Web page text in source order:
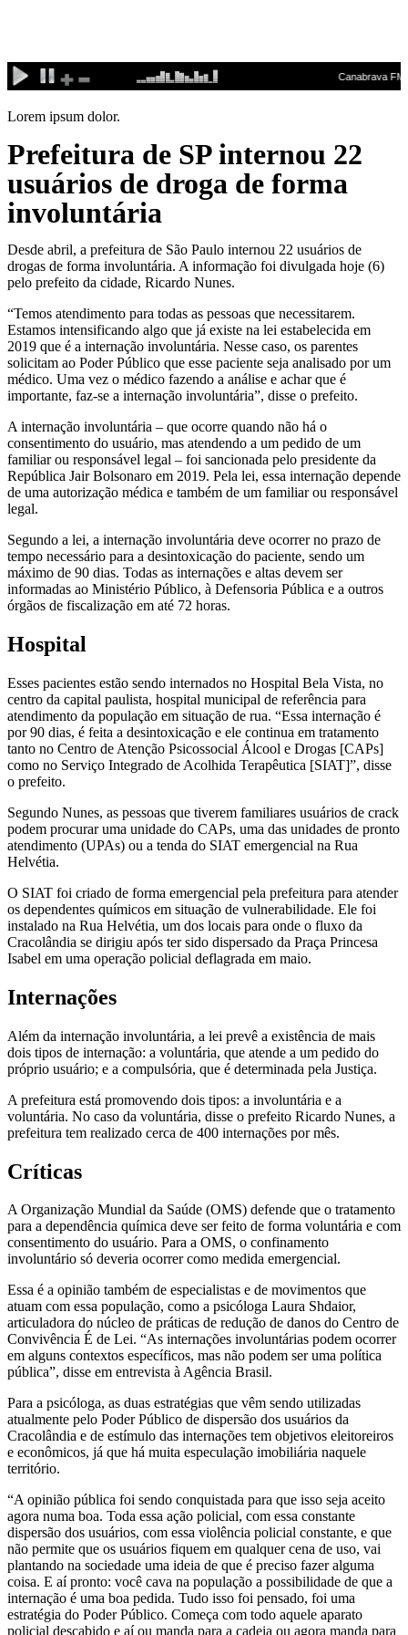
conteúdo
Lorem ipsum dolor.
Prefeitura de SP internou 22
usuários de droga de forma
involuntária
Desde abril, a prefeitura de São Paulo internou 22 usuários de
drogas de forma involuntária. A informação foi divulgada hoje (6)
pelo prefeito da cidade, Ricardo Nunes.
“Temos atendimento para todas as pessoas que necessitarem.
Estamos intensificando algo que já existe na lei estabelecida em
2019 que é a internação involuntária. Nesse caso, os parentes
solicitam ao Poder Público que esse paciente seja analisado por um
médico. Uma vez o médico fazendo a análise e achar que é
importante, faz-se a internação involuntária”, disse o prefeito.
A internação involuntária – que ocorre quando não há o
consentimento do usuário, mas atendendo a um pedido de um
familiar ou responsável legal – foi sancionada pelo presidente da
República Jair Bolsonaro em 2019. Pela lei, essa internação depende
de uma autorização médica e também de um familiar ou responsável
legal.
Segundo a lei, a internação involuntária deve ocorrer no prazo de
tempo necessário para a desintoxicação do paciente, sendo um
máximo de 90 dias. Todas as internações e altas devem ser
informadas ao Ministério Público, à Defensoria Pública e a outros
órgãos de fiscalização em até 72 horas.
Hospital
Esses pacientes estão sendo internados no Hospital Bela Vista, no
centro da capital paulista, hospital municipal de referência para
atendimento da população em situação de rua. “Essa internação é
por 90 dias, é feita a desintoxicação e ele continua em tratamento
tanto no Centro de Atenção Psicossocial Álcool e Drogas [CAPs]
como no Serviço Integrado de Acolhida Terapêutica [SIAT]”, disse
o prefeito.
Segundo Nunes, as pessoas que tiverem familiares usuários de crack
podem procurar uma unidade do CAPs, uma das unidades de pronto
atendimento (UPAs) ou a tenda do SIAT emergencial na Rua
Helvétia.
O SIAT foi criado de forma emergencial pela prefeitura para atender
os dependentes químicos em situação de vulnerabilidade. Ele foi
instalado na Rua Helvétia, um dos locais para onde o fluxo da
Cracolândia se dirigiu após ter sido dispersado da Praça Princesa
Isabel em uma operação policial deflagrada em maio.
Internações
Além da internação involuntária, a lei prevê a existência de mais
dois tipos de internação: a voluntária, que atende a um pedido do
próprio usuário; e a compulsória, que é determinada pela Justiça.
A prefeitura está promovendo dois tipos: a involuntária e a
voluntária. No caso da voluntária, disse o prefeito Ricardo Nunes, a
prefeitura tem realizado cerca de 400 internações por mês.
Críticas
A Organização Mundial da Saúde (OMS) defende que o tratamento
para a dependência química deve ser feito de forma voluntária e com
consentimento do usuário. Para a OMS, o confinamento
involuntário só deveria ocorrer como medida emergencial.
Essa é a opinião também de especialistas e de movimentos que
atuam com essa população, como a psicóloga Laura Shdaior,
articuladora do núcleo de práticas de redução de danos do Centro de
Convivência É de Lei. “As internações involuntárias podem ocorrer
em alguns contextos específicos, mas não podem ser uma política
pública”, disse em entrevista à Agência Brasil.
Para a psicóloga, as duas estratégias que vêm sendo utilizadas
atualmente pelo Poder Público de dispersão dos usuários da
Cracolândia e de estímulo das internações tem objetivos eleitoreiros
e econômicos, já que há muita especulação imobiliária naquele
território.
“A opinião pública foi sendo conquistada para que isso seja aceito
agora numa boa. Toda essa ação policial, com essa constante
dispersão dos usuários, com essa violência policial constante, e que
não permite que os usuários fiquem em qualquer cena de uso, vai
plantando na sociedade uma ideia de que é preciso fazer alguma
coisa. E aí pronto: você cava na população a possibilidade de que a
internação é uma boa pedida. Tudo isso foi pensado, foi uma
estratégia do Poder Público. Começa com todo aquele aparato
policial descabido e aí ou manda para a cadeia ou agora manda para